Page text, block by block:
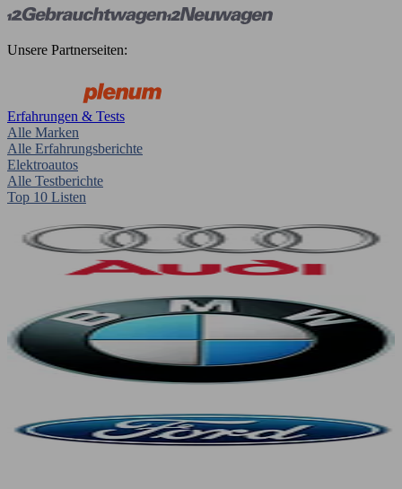
Unsere Partnerseiten:
Erfahrungen & Tests
Alle Marken
Alle Erfahrungsberichte
Elektroautos
Alle Testberichte
Top 10 Listen